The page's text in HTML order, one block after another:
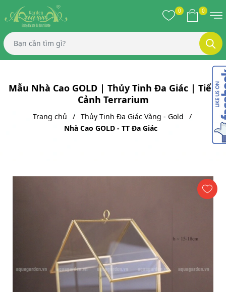
0 0
Mẫu Nhà Cao GOLD | Thủy Tinh Đa Giác | Tiểu
Cảnh Terrarium
Trang chủ
Thủy Tinh Đa Giác Vàng - Gold
Nhà Cao GOLD - TT Đa Giác